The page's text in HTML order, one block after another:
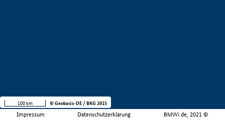
Impressum Datenschutzerklärung BMWi.de, 2021 ©
100 km © Geobasis-DE / BKG 2015